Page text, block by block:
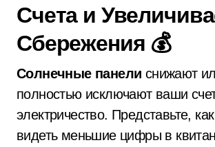
Счета и
Сбережения 💰
Солнечные панели снижают
полностью исключают ваши
электричество. Представьте,
видеть меньшие цифры в